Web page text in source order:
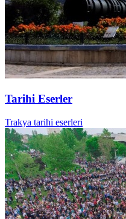
Tarihi Eserler
Trakya tarihi eserleri